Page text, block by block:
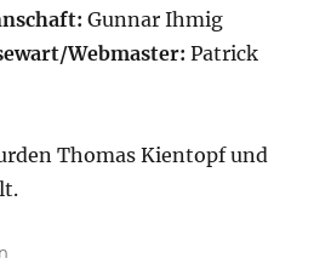
Gunnar Ihmig
Webmaster: Patrick
Thomas Kientopf und